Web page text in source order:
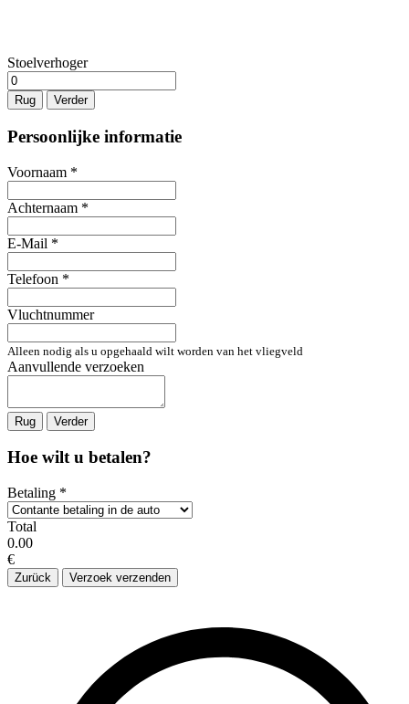
Stoelverhoger
Rug Verder
Persoonlijke informatie
Voornaam *
Achternaam *
E-Mail *
Telefoon *
Vluchtnummer
Alleen nodig als u opgehaald wilt worden van het vliegveld
Aanvullende verzoeken
Rug Verder
Hoe wilt u betalen?
Betaling *
Total
0.00
€
Zurück Verzoek verzenden